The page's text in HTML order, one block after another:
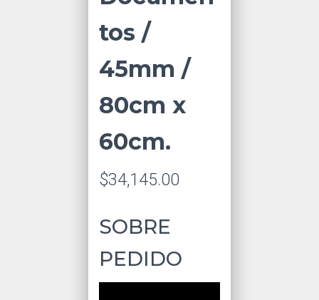
tos /
45mm /
80cm x
60cm.
$34,145.00
SOBRE
PEDIDO